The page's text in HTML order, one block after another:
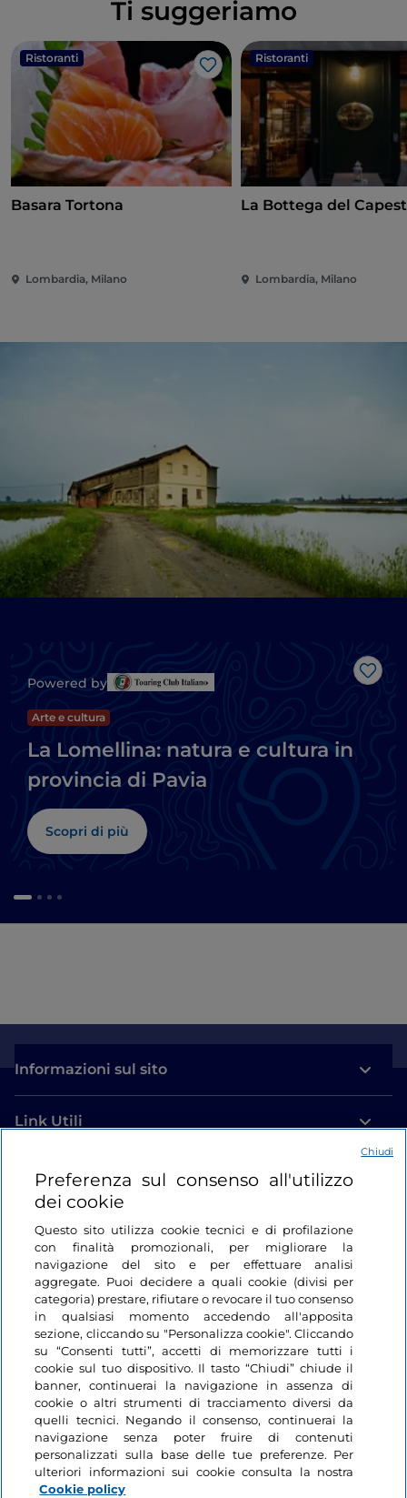
Ti suggeriamo
Ristoranti
Like
Basara Tortona
Lombardia, Milano
Ristoranti
La Bottega del
Lombardia, Milano
Like
Powered by
Arte e cultura
La Lomellina: natura e cultura in
provincia di Pavia
Scopri di più
Informazioni sul sito
Link Utili
Login
Restiamo in contatto
Preferenza sul consenso all'utilizzo
dei cookie
Questo sito utilizza cookie tecnici e di profilazione
con finalità promozionali, per migliorare la
navigazione del sito e per effettuare analisi
aggregate. Puoi decidere a quali cookie (divisi per
categoria) prestare, rifiutare o revocare il tuo consenso
in qualsiasi momento accedendo all'apposita
sezione, cliccando su "Personalizza cookie". Cliccando
su “Consenti tutti”, accetti di memorizzare tutti i
cookie sul tuo dispositivo. Il tasto “Chiudi” chiude il
banner, continuerai la navigazione in assenza di
cookie o altri strumenti di tracciamento diversi da
quelli tecnici. Negando il consenso, continuerai la
navigazione senza poter fruire di contenuti
personalizzati sulla base delle tue preferenze. Per
ulteriori informazioni sui cookie consulta la nostra
Cookie policy
Chiudi